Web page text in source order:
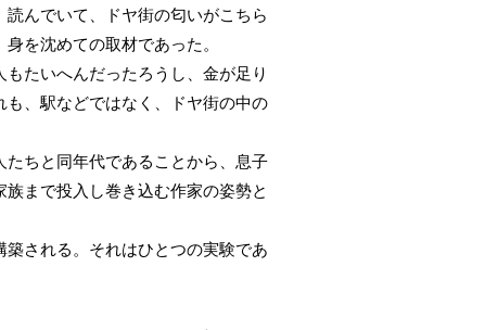
んでいて、ドヤ街の匂いがこちら
を沈めての取材であった。
たいへんだったろうし、金が足り
、駅などではなく、ドヤ街の中の
ちと同年代であることから、息子
まで投入し巻き込む作家の姿勢と
される。それはひとつの実験であ